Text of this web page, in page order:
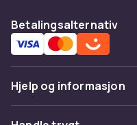
Betalingsalternativ
Hjelp og informasjon
Vanlige spørsmål